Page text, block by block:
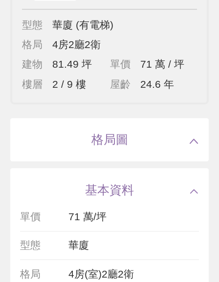
型態 華廈 (有電梯)
格局
4房2廳2衛
建物
81.49 坪 單價
71 萬 / 坪
樓層
2 / 9 樓 屋齡 24.6 年
格局圖
基本資料
單價 71 萬/坪
型態 華廈
格局 4房(室)2廳2衛